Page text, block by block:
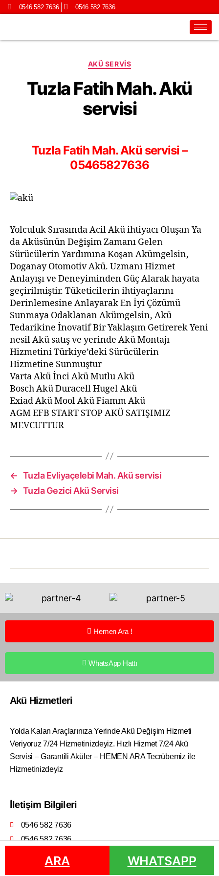
0546 582 7636 0546 582 7636
AKÜ SERVIS
Tuzla Fatih Mah. Akü
servisi
Tuzla Fatih Mah. Akü servisi –
05465827636
Yolculuk Sırasında Acil Akü ihtiyacı Oluşan Ya
da Aküsünün Değişim Zamanı Gelen
Sürücülerin Yardımına Koşan Akümgelsin,
Doganay Otomotiv Akü. Uzmanı Hizmet
Anlayışı ve Deneyiminden Güç Alarak hayata
geçirilmiştir. Tüketicilerin ihtiyaçlarını
Derinlemesine Anlayarak En İyi Çözümü
Sunmaya Odaklanan Akümgelsin, Akü
Tedarikine İnovatif Bir Yaklaşım Getirerek Yeni
nesil Akü satış ve yerinde Akü Montajı
Hizmetini Türkiye’deki Sürücülerin
Hizmetine Sunmuştur
Varta Akü İnci Akü Mutlu Akü
Bosch Akü Duracell Hugel Akü
Exiad Akü Mool Akü Fiamm Akü
AGM EFB START STOP AKÜ SATIŞIMIZ
MEVCUTTUR
← Tuzla Evliyaçelebi Mah. Akü servisi
→ Tuzla Gezici Akü Servisi
ARA WHATSAPP
Hemen Ara !
WhatsApp Hattı
Akü Hizmetleri
Yolda Kalan Araçlarınıza Yerinde Akü Değişim Hizmeti
Veriyoruz 7/24 Hizmetinizdeyiz. Hızlı Hizmet 7/24 Akü
Servisi – Garantili Aküler – HEMEN ARA Tecrübemiz ile
Hizmetinizdeyiz
İletişim Bilgileri
0546 582 7636
0546 582 7636
Doğanay Otomotiv © 2022 | Vasi Web Tasarım
ARA WHATSAPP